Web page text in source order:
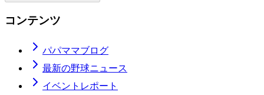
コンテンツ
パパママブログ
最新の野球ニュース
イベントレポート